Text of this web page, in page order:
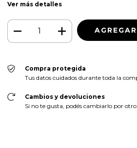
Ver más detalles
Compra protegida
Tus datos cuidados durante toda la
Cambios y devoluciones
Si no te gusta, podés cambiarlo por